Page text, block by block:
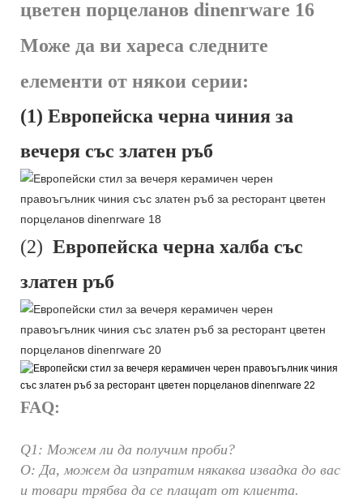
Може да ви хареса следните
елементи от някои серии:
(1) Европейска черна чиния за
вечеря със златен ръб
(2) Европейска черна халба със
златен ръб
FAQ:
Q1: Можем ли да получим проби?
О: Да, можем да изпратим някаква извадка до вас
и товари трябва да се плащат от клиента.